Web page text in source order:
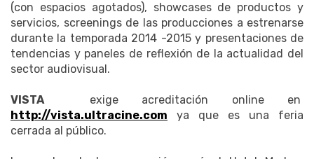
(con espacios agotados), showcases de productos y
servicios, screenings de las producciones a estrenarse
durante la temporada 2014 -2015 y presentaciones de
tendencias y paneles de reflexión de la actualidad del
sector audiovisual.
VISTA exige acreditación online en
http://vista.ultracine.com ya que es una feria
cerrada al público.